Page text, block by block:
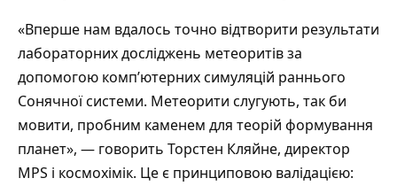
«Вперше нам вдалось точно відтворити результати
лабораторних досліджень метеоритів за
допомогою комп’ютерних симуляцій раннього
Сонячної системи. Метеорити слугують, так би
мовити, пробним каменем для теорій формування
планет», — говорить Торстен Кляйне, директор
MPS і космохімік. Це є принциповою валідацією: